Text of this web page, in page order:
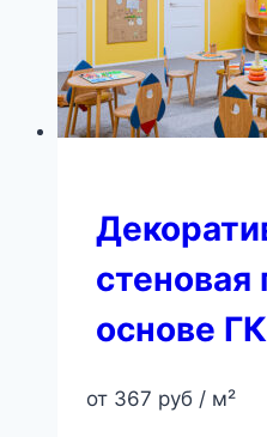
стеновая
основе
от 367 руб / м²